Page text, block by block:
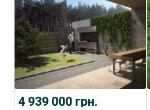
4 939 000 грн.